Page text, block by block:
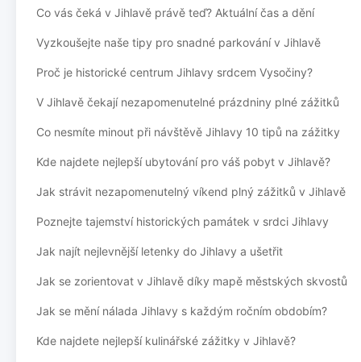
Co vás čeká v Jihlavě právě teď? Aktuální čas a dění
Vyzkoušejte naše tipy pro snadné parkování v Jihlavě
Proč je historické centrum Jihlavy srdcem Vysočiny?
V Jihlavě čekají nezapomenutelné prázdniny plné zážitků
Co nesmíte minout při návštěvě Jihlavy 10 tipů na zážitky
Kde najdete nejlepší ubytování pro váš pobyt v Jihlavě?
Jak strávit nezapomenutelný víkend plný zážitků v Jihlavě
Poznejte tajemství historických památek v srdci Jihlavy
Jak najít nejlevnější letenky do Jihlavy a ušetřit
Jak se zorientovat v Jihlavě díky mapě městských skvostů
Jak se mění nálada Jihlavy s každým ročním obdobím?
Kde najdete nejlepší kulinářské zážitky v Jihlavě?